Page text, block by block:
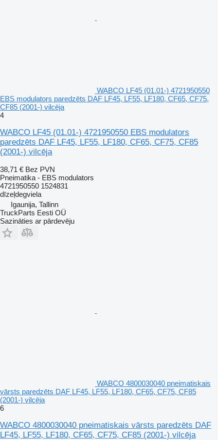
WABCO LF45 (01.01-) 4721950550
EBS modulators paredzēts DAF LF45, LF55, LF180, CF65, CF75,
CF85 (2001-) vilcēja
4
WABCO LF45 (01.01-) 4721950550 EBS modulators
paredzēts DAF LF45, LF55, LF180, CF65, CF75, CF85
(2001-) vilcēja
38,71 € Bez PVN
Pneimatika - EBS modulators
4721950550 1524831
dīzeļdegviela
Igaunija, Tallinn
TruckParts Eesti OÜ
Sazināties ar pārdevēju
WABCO 4800030040 pneimatiskais
vārsts paredzēts DAF LF45, LF55, LF180, CF65, CF75, CF85
(2001-) vilcēja
6
WABCO 4800030040 pneimatiskais vārsts paredzēts DAF
LF45, LF55, LF180, CF65, CF75, CF85 (2001-) vilcēja